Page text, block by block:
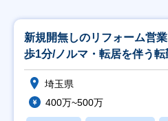
新規開無しのリフォーム営
歩1分/ノルマ・転居を伴う転
埼玉県
400万~500万